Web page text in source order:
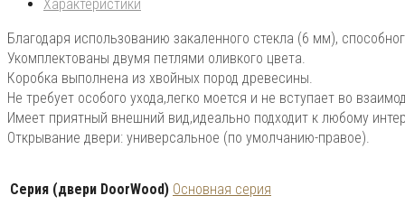
Характеристики
Благодаря использованию закаленного стекла (6 мм),
Укомплектованы двумя петлями оливкого цвета.
Коробка выполнена из хвойных пород древесины.
Не требует особого ухода,легко моется и не вступает во
Имеет приятный внешний вид,идеально подходит к любому
Открывание двери: универсальное (по умолчанию-правое).
Серия (двери DoorWood) Основная серия